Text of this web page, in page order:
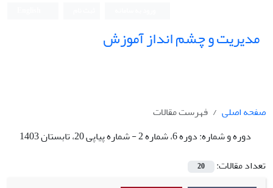
مدیریت و چشم انداز آموزش
صفحه اصلی
فهرست مقالات
دوره و شماره:دوره 6، شماره 2 - شماره پیاپی 20، تابستان 1403
تعداد مقالات:
20